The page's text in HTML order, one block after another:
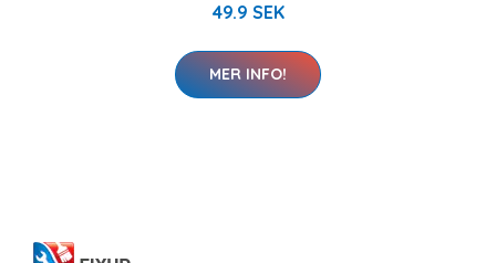
49.9 SEK
MER INFO!